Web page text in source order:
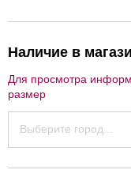
Наличие в
Для просмотра
размер
Выберите город...